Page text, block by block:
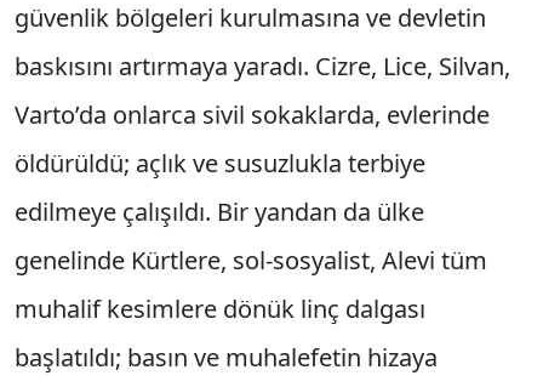
güvenlik bölgeleri kurulmasına ve devletin
baskısını artırmaya yaradı. Cizre, Lice, Silvan,
Varto’da onlarca sivil sokaklarda, evlerinde
öldürüldü; açlık ve susuzlukla terbiye
edilmeye çalışıldı. Bir yandan da ülke
genelinde Kürtlere, sol-sosyalist, Alevi tüm
muhalif kesimlere dö­nük linç dalgası
başlatıldı; basın ve muhalefetin hizaya